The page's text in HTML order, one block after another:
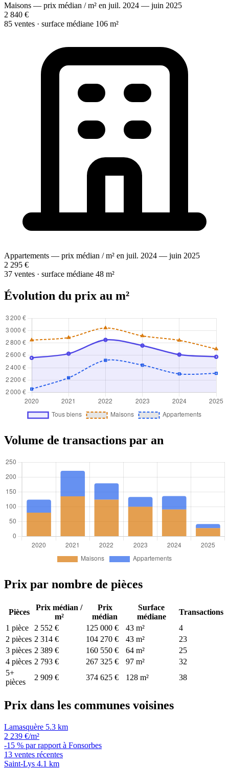
Maisons — prix médian / m² en juil. 2024 — juin 2025
2 840 €
85 ventes · surface médiane 106 m²
Appartements — prix médian / m² en juil. 2024 — juin 2025
2 295 €
37 ventes · surface médiane 48 m²
Évolution du prix au m²
Volume de transactions par an
Prix par nombre de pièces
Pièces
Prix médian /
m²
Prix
médian
Surface
médiane
Transactions
1 pièce
2 552 € 125 000 € 43 m²
4
2 pièces 2 314 € 104 270 € 43 m²
23
3 pièces 2 389 € 160 550 € 64 m²
25
4 pièces 2 793 € 267 325 € 97 m²
32
5+
pièces
2 909 € 374 625 € 128 m² 38
Prix dans les communes voisines
Lamasquère 5.3 km
2 239 €/m²
-15 % par rapport à Fonsorbes
13 ventes récentes
Saint-Lys 4.1 km